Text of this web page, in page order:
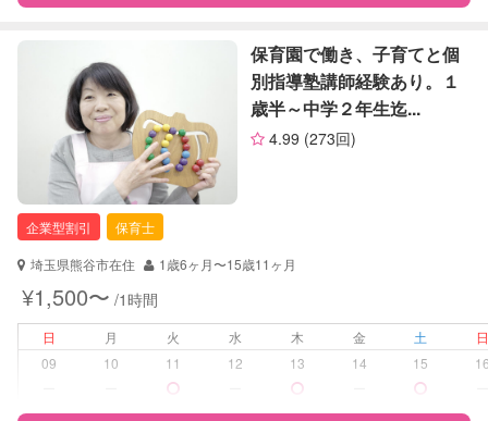
お子様の撮影
（定期特典）
対応可能
サポートの特徴
資格
企業型割引対象(旧内閣府補助対象)
自治体届出済ベビーシッター
看護師
対応可能/特徴
送迎サポート
お泊まり保育
病児、病後児、ともに不可
保育園で働き、子育てと個
別指導塾講師経験あり。１
歳半～中学２年生迄...
4.99 (273回)
企業型割引
保育士
埼玉県熊谷市在住
1歳6ヶ月〜15歳11ヶ月
¥1,500〜 /1時間
日 月 火 水 木 金 土
09
10 11 12 13 14 15